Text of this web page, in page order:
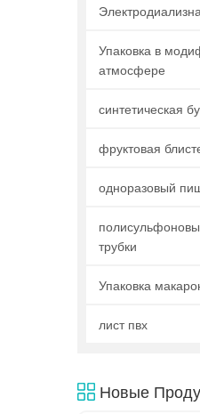
Упаковка в
атмосфере
синтетическая
фруктовая
одноразовый
трубки
Упаковка
лист пвх
Новые